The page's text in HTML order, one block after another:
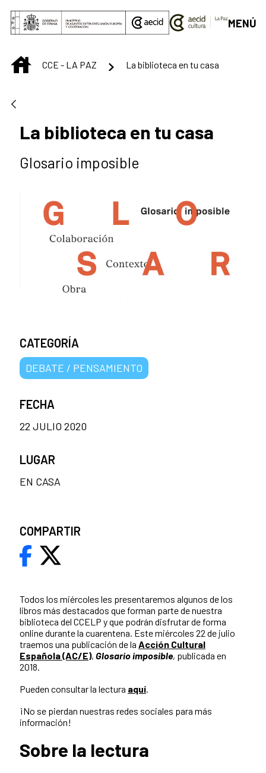
Saltar al contenido principal
MENÚ
INICIOCCE - LA PAZ La biblioteca en tu casa
La biblioteca en tu casa
Glosario imposible
Todos los miércoles les presentaremos algunos de los
libros más destacados que forman parte de nuestra
biblioteca del CCELP y que podrán disfrutar de forma
online durante la cuarentena. Este miércoles 22 de julio
traemos una publicación de la Acción Cultural
Española (AC/E), Glosario imposible, publicada en
2018.
Pueden consultar la lectura aquí.
¡No se pierdan nuestras redes sociales para más
información!
Sobre la lectura
CATEGORÍA
DEBATE / PENSAMIENTO
FECHA
22 JULIO 2020
LUGAR
EN CASA
COMPARTIR